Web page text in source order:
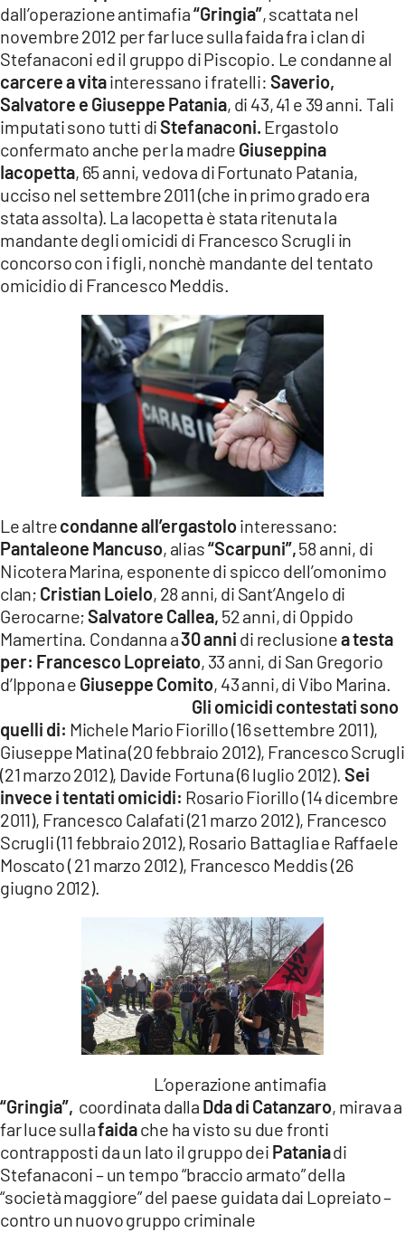
LACONAIR.IT
LACITYMAG.IT
ILREGGINO.IT
COSENZACHANNEL.IT
ILVIBONESE.IT
CATANZAROCHANNEL.IT
LACAPITALENEWS.IT
App
dall’operazione antimafia“Gringia”, scattata nel
novembre 2012 per far luce sulla faida fra i clan di
Stefanaconi ed il gruppo di Piscopio. Le condanne al
carcere a vitainteressano i fratelli: Saverio,
Salvatore e Giuseppe Patania, di 43, 41 e 39 anni. Tali
imputati sono tutti diStefanaconi. Ergastolo
confermato anche per la madre Giuseppina
Iacopetta, 65 anni, vedova di Fortunato Patania,
ucciso nel settembre 2011 (che in primo grado era
stata assolta). La Iacopetta è stata ritenuta la
mandante degli omicidi di Francesco Scrugli in
concorso con i figli, nonchè mandante del tentato
omicidio di Francesco Meddis.
Le altrecondanne all’ergastolointeressano:
Pantaleone Mancuso, alias“Scarpuni”,58 anni, di
Nicotera Marina, esponente di spicco dell’omonimo
clan; Cristian Loielo, 28 anni, di Sant’Angelo di
Gerocarne;Salvatore Callea, 52 anni, di Oppido
Mamertina. Condanna a30 anni di reclusionea testa
per: Francesco Lopreiato, 33 anni, di San Gregorio
d’Ippona e Giuseppe Comito, 43 anni, di Vibo Marina.
Gli omicidi contestati sono
quelli di: Michele Mario Fiorillo (16 settembre 2011),
Giuseppe Matina (20 febbraio 2012), Francesco Scrugli
(21 marzo 2012), Davide Fortuna (6 luglio 2012). Sei
invece i tentati omicidi: Rosario Fiorillo (14 dicembre
2011), Francesco Calafati (21 marzo 2012), Francesco
Scrugli (11 febbraio 2012), Rosario Battaglia e Raffaele
Moscato ( 21 marzo 2012), Francesco Meddis (26
giugno 2012).
L’operazione antimafia
“Gringia”, coordinata dalla Dda di Catanzaro, mirava a
far luce sullafaidache ha visto su due fronti
contrapposti da un lato il gruppo dei Pataniadi
Stefanaconi – un tempo “braccio armato” della
“società maggiore” del paese guidata dai Lopreiato –
contro un nuovo gruppo criminale